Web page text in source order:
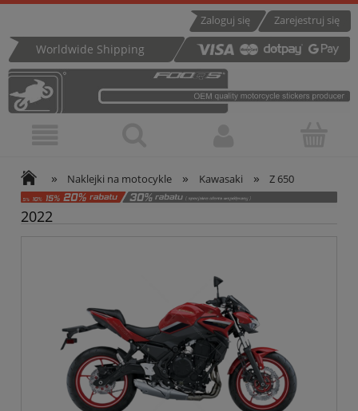
Zarejestruj się
Zaloguj się
Worldwide Shipping
» Naklejki na motocykle » Kawasaki » Z 650
2022